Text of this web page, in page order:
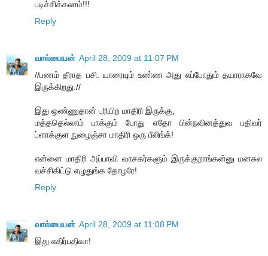
படிச்சிக்கலாம்!!!
Reply
வால்பையன் April 28, 2009 at 11:07 PM
//பணம் தீராத பசி. யாரையும் உண்ண அது எப்போதும் தயாராகவே
இருக்கிறது.//
இது ஒண்ணுதான் புரியிற மாதிரி இருக்கு,
மத்ததெல்லாம் பாக்கும் போது எதோ பின்நவினத்துவ பதிவர்
ப்ளாக்குள நுழைஞ்சா மாதிரி ஒரு பீலிங்க்!
என்னை மாதிரி அப்பாவி வாசகர்களும் இருக்குறாங்கன்னு மனசுல
வச்சிகிட்டு எழுதுங்க தோழரே!
Reply
வால்பையன் April 28, 2009 at 11:08 PM
இது எதிர்பதிவா!